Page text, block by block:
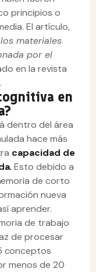
principios o
El artículo,
materiales
por el
en la revista
.
en
dentro del área
hace más
capacidad de
Esto debido a
de corto
nueva
aprender.
de trabajo
de procesar
conceptos
menos de 20